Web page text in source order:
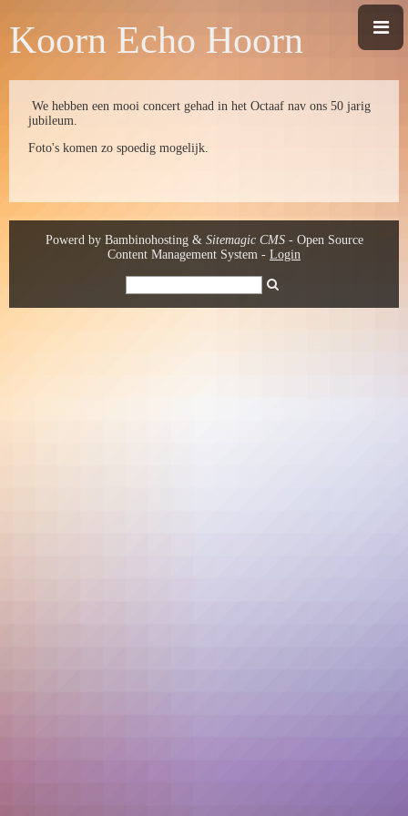
Koorn Echo Hoorn
We hebben een mooi concert gehad in het Octaaf nav ons 50 jarig
jubileum.
Foto's komen zo spoedig mogelijk.
Powerd by Bambinohosting & Sitemagic CMS- Open Source
Content Management System - Login